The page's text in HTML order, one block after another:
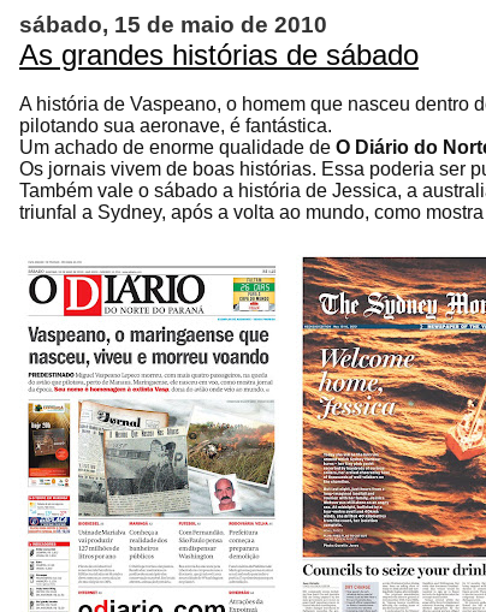
sábado, 15 de maio de 2010
As grandes histórias de sábado
A história de Vaspeano, o homem que nasceu dentro
pilotando sua aeronave, é fantástica.
Um achado de enorme qualidade de O Diário do
Os jornais vivem de boas histórias. Essa poderia ser
Também vale o sábado a história de Jessica, a
triunfal a Sydney, após a volta ao mundo, como